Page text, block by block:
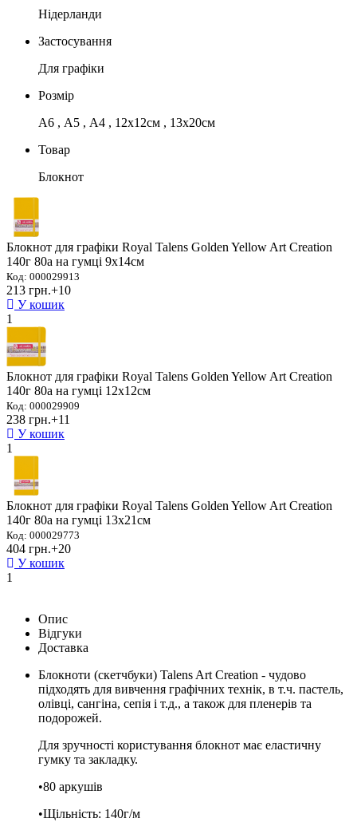
Нідерланди
Застосування
Для графіки
Розмір
А6 , А5 , А4 , 12х12см , 13х20см
Товар
Блокнот
Блокнот для графіки Royal Talens Golden Yellow Art Creation
140г 80а на гумці 9х14см
Код: 000029913
213 грн.+10
У кошик
1
Блокнот для графіки Royal Talens Golden Yellow Art Creation
140г 80а на гумці 12х12см
Код: 000029909
238 грн.+11
У кошик
1
Блокнот для графіки Royal Talens Golden Yellow Art Creation
140г 80а на гумці 13х21см
Код: 000029773
404 грн.+20
У кошик
1
Опис
Відгуки
Доставка
Блокноти (скетчбуки) Talens Art Creation - чудово
підходять для вивчення графічних технік, в т.ч. пастель,
олівці, сангіна, сепія і т.д., а також для пленерів та
подорожей.
Для зручності користування блокнот має еластичну
гумку та закладку.
•80 аркушів
•Щільність: 140г/м